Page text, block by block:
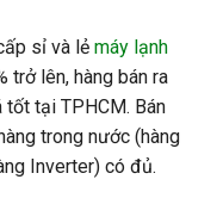
sỉ và lẻmáy lạnh
trở lên, hàng bán ra
tại TPHCM. Bán
trong nước (hàng
Inverter) có đủ.